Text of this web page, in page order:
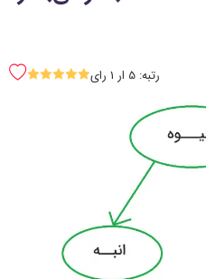
رتبه: 5 ار 1 رای SSSSS